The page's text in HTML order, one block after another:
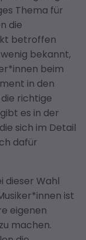
Thema für
die
betroffen
bekannt,
beim
in den
richtige
es in der
sich im Detail
dafür
dieser Wahl
ist
eigenen
machen.